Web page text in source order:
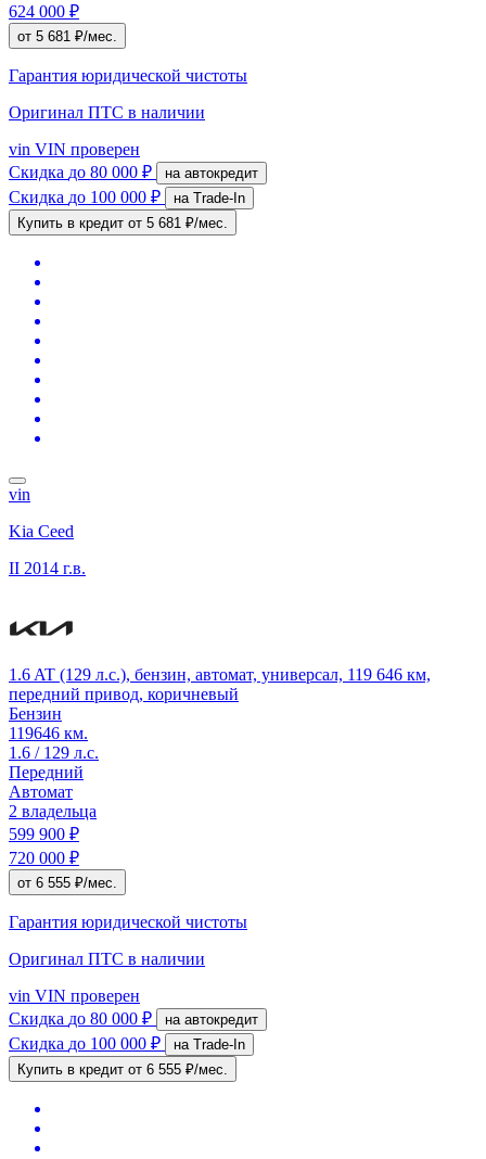
624 000 ₽
от 5 681 ₽/мес.
Гарантия юридической чистоты
Оригинал ПТС в наличии
vin VIN проверен
Скидка до 80 000 ₽ на автокредит
Скидка до 100 000 ₽
на Trade-In
Купить в кредит от 5 681 ₽/мес.
vin
Kia Ceed
II 2014 г.в.
1.6 AT (129 л.с.), бензин, автомат, универсал, 119 646 км,
передний привод, коричневый
Бензин
119646 км.
1.6 / 129 л.с.
Передний
Автомат
2 владельца
599 900 ₽
720 000 ₽
от 6 555 ₽/мес.
Гарантия юридической чистоты
Оригинал ПТС в наличии
vin VIN проверен
Скидка до 80 000 ₽ на автокредит
Скидка до 100 000 ₽
на Trade-In
Купить в кредит от 6 555 ₽/мес.